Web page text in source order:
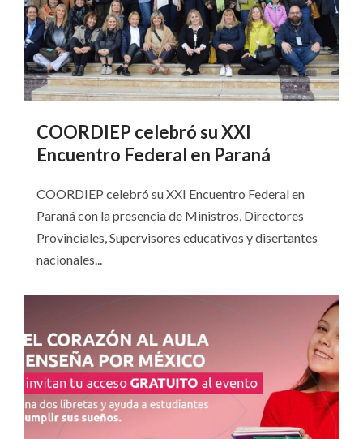
COORDIEP celebró su XXI
Encuentro Federal en Paraná
COORDIEP celebró su XXI Encuentro Federal en
Paraná con la presencia de Ministros, Directores
Provinciales, Supervisores educativos y disertantes
nacionales...